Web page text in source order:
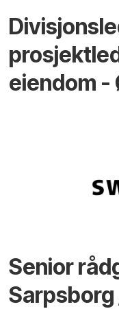
eiendom
Senior